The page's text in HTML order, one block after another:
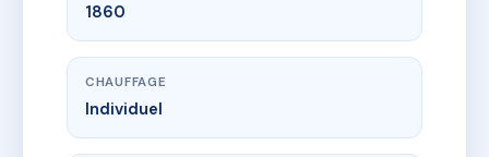
1860
CHAUFFAGE
Individuel